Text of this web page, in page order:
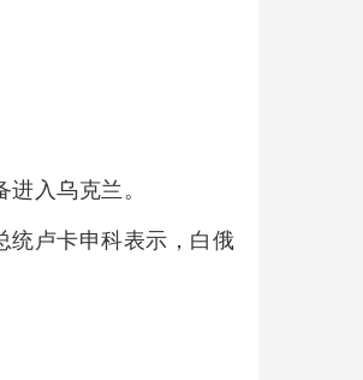
入乌克兰。
统卢卡申科表示，白俄